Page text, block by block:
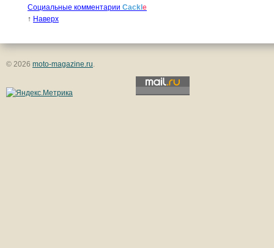
Социальные комментарии Cackl e
↑ Наверх
© 2026 moto-magazine.ru.